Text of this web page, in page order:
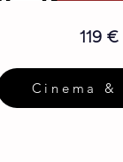
119 €
Cinema &